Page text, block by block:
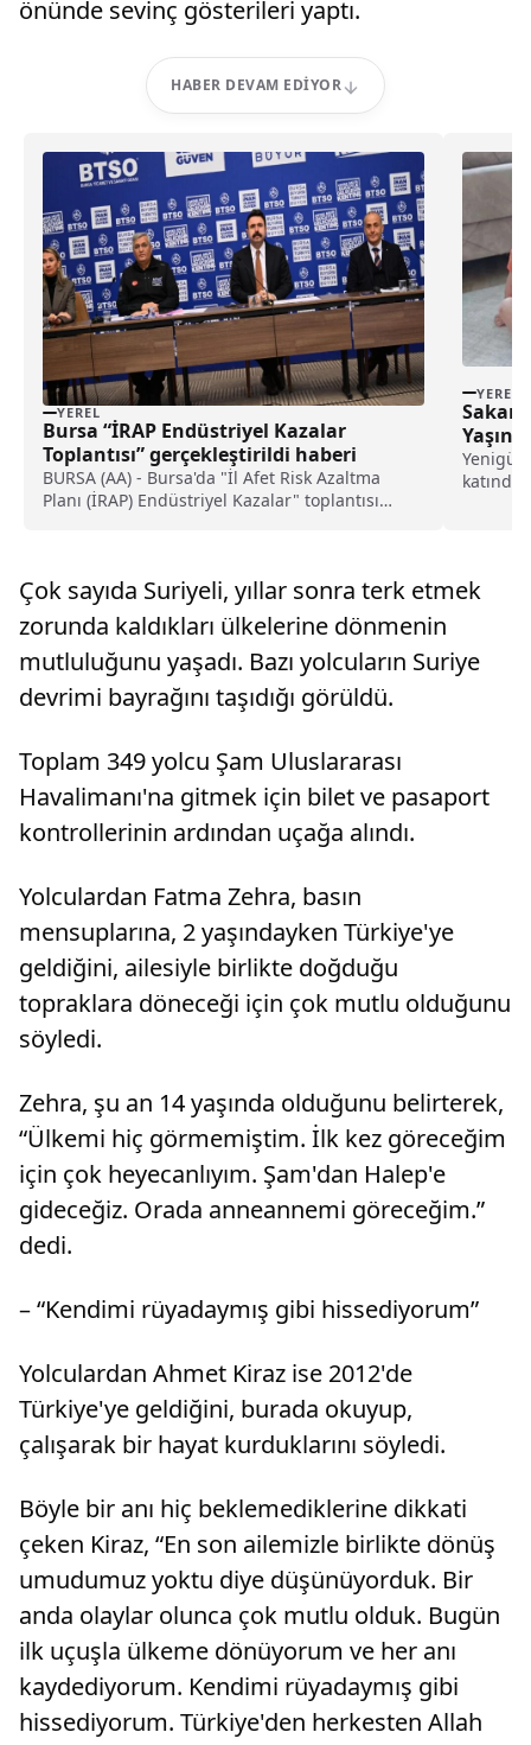
önünde sevinç gösterileri yaptı.
HABER DEVAM EDIYOR
YEREL
Bursa “İRAP Endüstriyel Kazalar
Toplantısı” gerçekleştirildi haberi
BURSA (AA) - Bursa'da "İl Afet Risk Azaltma
Planı (İRAP) Endüstriyel Kazalar" toplantısı
temsilcileri katıldı.Bur...
YEREL
Çok sayıda Suriyeli, yıllar sonra terk etmek
zorunda kaldıkları ülkelerine dönmenin
mutluluğunu yaşadı. Bazı yolcuların Suriye
devrimi bayrağını taşıdığı görüldü.
Toplam 349 yolcu Şam Uluslararası
Havalimanı'na gitmek için bilet ve pasaport
kontrollerinin ardından uçağa alındı.
Yolculardan Fatma Zehra, basın
mensuplarına, 2 yaşındayken Türkiye'ye
geldiğini, ailesiyle birlikte doğduğu
topraklara döneceği için çok mutlu olduğunu
söyledi.
Zehra, şu an 14 yaşında olduğunu belirterek,
“Ülkemi hiç görmemiştim. İlk kez göreceğim
için çok heyecanlıyım. Şam'dan Halep'e
gideceğiz. Orada anneannemi göreceğim.”
dedi.
– “Kendimi rüyadaymış gibi hissediyorum”
Yolculardan Ahmet Kiraz ise 2012'de
Türkiye'ye geldiğini, burada okuyup,
çalışarak bir hayat kurduklarını söyledi.
Böyle bir anı hiç beklemediklerine dikkati
çeken Kiraz, “En son ailemizle birlikte dönüş
umudumuz yoktu diye düşünüyorduk. Bir
anda olaylar olunca çok mutlu olduk. Bugün
ilk uçuşla ülkeme dönüyorum ve her anı
kaydediyorum. Kendimi rüyadaymış gibi
hissediyorum. Türkiye'den herkesten Allah